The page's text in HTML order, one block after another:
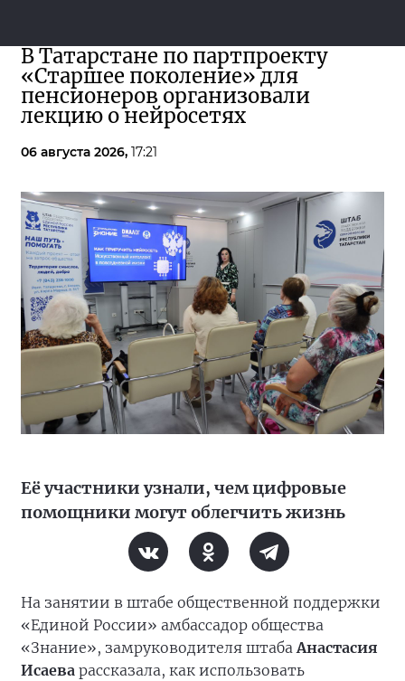
В Татарстане по партпроекту
«Старшее поколение» для
пенсионеров организовали
лекцию о нейросетях
06 августа 2026, 17:21
Её участники узнали, чем цифровые
помощники могут облегчить жизнь
На занятии в штабе общественной поддержки
«Единой России» амбассадор общества
«Знание», замруководителя штабаАнастасия
Исаева рассказала, как использовать